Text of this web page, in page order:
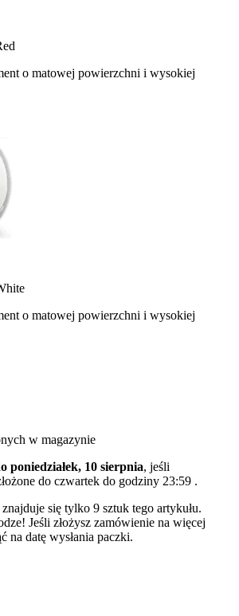
o matowej powierzchni i wysokiej
o matowej powierzchni i wysokiej
w magazynie
poniedziałek, 10 sierpnia, jeśli
do czwartek do godziny 23:59 .
się tylko 9 sztuk tego artykułu.
Jeśli złożysz zamówienie na więcej
na datę wysłania paczki.